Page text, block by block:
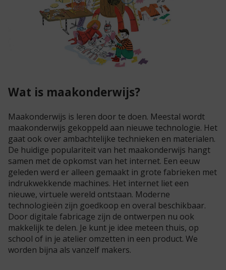
Wat is maakonderwijs?
Maakonderwijs is leren door te doen. Meestal wordt
maakonderwijs gekoppeld aan nieuwe technologie. Het
gaat ook over ambachtelijke technieken en materialen.
De huidige populariteit van het maakonderwijs hangt
samen met de opkomst van het internet. Een eeuw
geleden werd er alleen gemaakt in grote fabrieken met
indrukwekkende machines. Het internet liet een
nieuwe, virtuele wereld ontstaan. Moderne
technologieën zijn goedkoop en overal beschikbaar.
Door digitale fabricage zijn de ontwerpen nu ook
makkelijk te delen. Je kunt je idee meteen thuis, op
school of in je atelier omzetten in een product. We
worden bijna als vanzelf makers.